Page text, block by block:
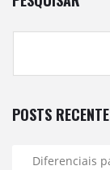
POSTS
Diferenciais